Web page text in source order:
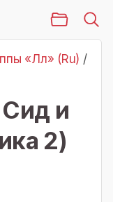
«Лл» (Ru) /
и
2)